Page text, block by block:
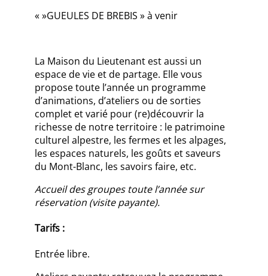
« »GUEULES DE BREBIS » à venir
La Maison du Lieutenant est aussi un
espace de vie et de partage. Elle vous
propose toute l’année un programme
d’animations, d’ateliers ou de sorties
complet et varié pour (re)découvrir la
richesse de notre territoire : le patrimoine
culturel alpestre, les fermes et les alpages,
les espaces naturels, les goûts et saveurs
du Mont-Blanc, les savoirs faire, etc.
Accueil des groupes toute l’année sur
réservation (visite payante).
Tarifs :
Entrée libre.